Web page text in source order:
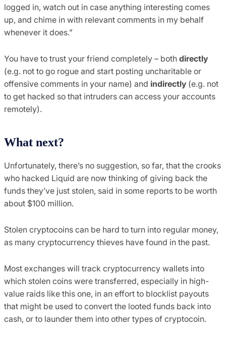
logged in, watch out in case anything interesting comes
up, and chime in with relevant comments in my behalf
whenever it does.”
You have to trust your friend completely – both directly
(e.g. not to go rogue and start posting uncharitable or
offensive comments in your name) and indirectly (e.g. not
to get hacked so that intruders can access your accounts
remotely).
What next?
Unfortunately, there’s no suggestion, so far, that the crooks
who hacked Liquid are now thinking of giving back the
funds they’ve just stolen, said in some reports to be worth
about $100 million.
Stolen cryptocoins can be hard to turn into regular money,
as many cryptocurrency thieves have found in the past.
Most exchanges will track cryptocurrency wallets into
which stolen coins were transferred, especially in high-
value raids like this one, in an effort to blocklist payouts
that might be used to convert the looted funds back into
cash, or to launder them into other types of cryptocoin.